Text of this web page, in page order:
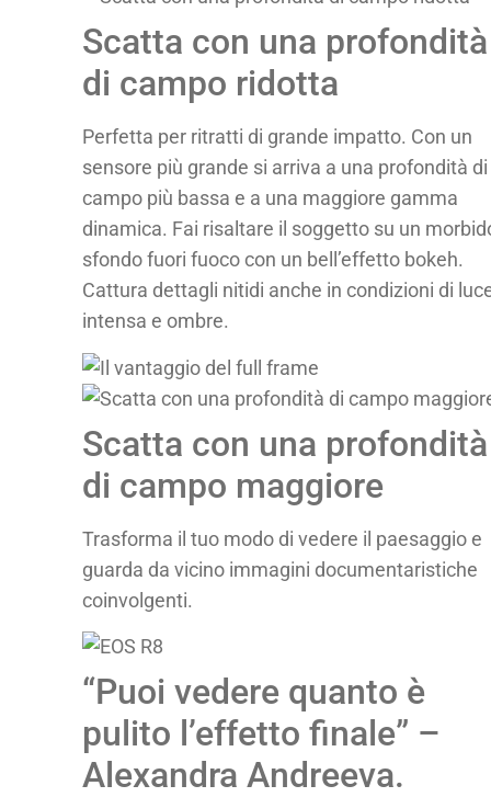
Scatta con una profondità
di campo ridotta
Perfetta per ritratti di grande impatto. Con un
sensore più grande si arriva a una profondità di
campo più bassa e a una maggiore gamma
dinamica. Fai risaltare il soggetto su un
sfondo fuori fuoco con un bell’effetto bokeh.
Cattura dettagli nitidi anche in condizioni di
intensa e ombre.
Scatta con una profondità
di campo maggiore
Trasforma il tuo modo di vedere il paesaggio e
guarda da vicino immagini documentaristiche
coinvolgenti.
“Puoi vedere quanto è
pulito l’effetto finale” –
Alexandra Andreeva.